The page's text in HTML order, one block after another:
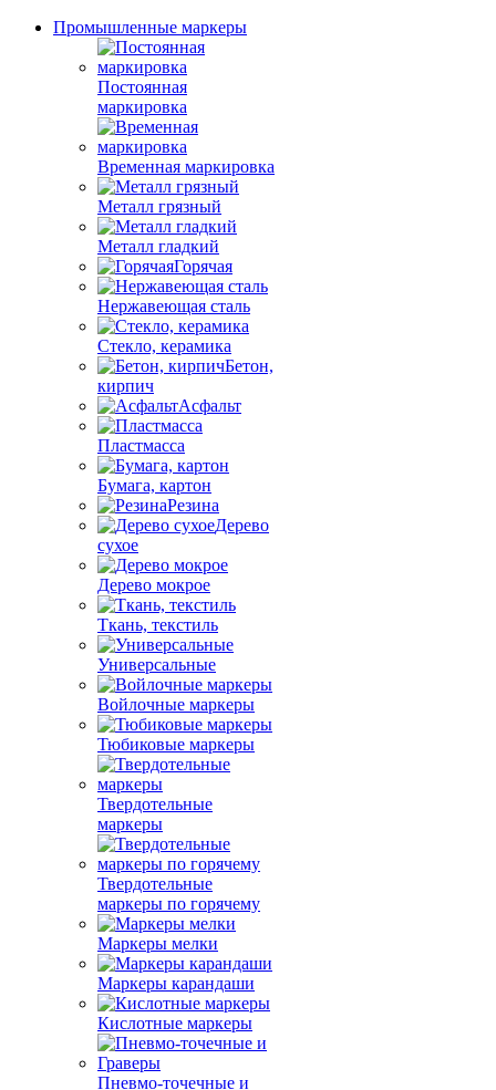
Промышленные маркеры
Постоянная
маркировка
Временная маркировка
Металл грязный
Металл гладкий
Горячая
Нержавеющая сталь
Стекло, керамика
Бетон,
кирпич
Асфальт
Пластмасса
Бумага, картон
Резина
Дерево
сухое
Дерево мокрое
Ткань, текстиль
Универсальные
Войлочные маркеры
Тюбиковые маркеры
Твердотельные
маркеры
Твердотельные
маркеры по горячему
Маркеры мелки
Маркеры карандаши
Кислотные маркеры
Пневмо-точечные и